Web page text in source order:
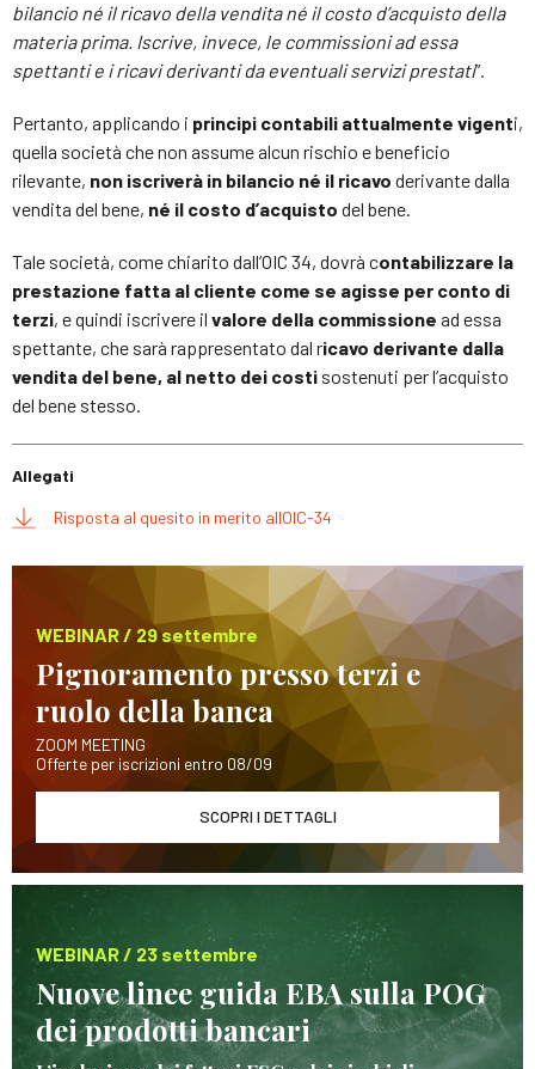
bilancio né il ricavo della vendita né il costo d’acquisto della
materia prima. Iscrive, invece, le commissioni ad essa
spettanti e i ricavi derivanti da eventuali servizi prestati”.
Pertanto, applicando i principi contabili attualmente vigenti,
quella società che non assume alcun rischio e beneficio
rilevante, non iscriverà in bilancio né il ricavo derivante dalla
vendita del bene, né il costo d’acquisto del bene.
Tale società, come chiarito dall’OIC 34, dovrà contabilizzare la
prestazione fatta al cliente come se agisse per conto di
terzi, e quindi iscrivere il valore della commissione ad essa
spettante, che sarà rappresentato dal ricavo derivante dalla
vendita del bene, al netto dei costi sostenuti per l’acquisto
del bene stesso.
Allegati
Risposta al quesito in merito allOIC-34
WEBINAR / 29 settembre
Pignoramento presso terzi e
ruolo della banca
ZOOM MEETING
Offerte per iscrizioni entro 08/09
SCOPRI I DETTAGLI
WEBINAR / 23 settembre
Nuove linee guida EBA sulla POG
dei prodotti bancari